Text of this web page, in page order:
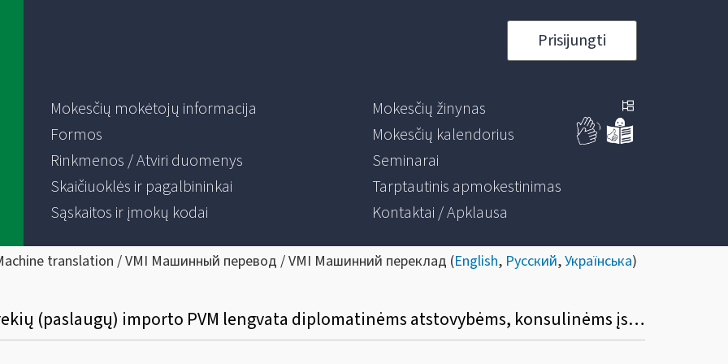
Prisijungti
Mokesčių mokėtojų informacija
Formos
Rinkmenos / Atviri duomenys
Skaičiuoklės ir pagalbininkai
Sąskaitos ir įmokų kodai
Mokesčių žinynas
Mokesčių kalendorius
Seminarai
Tarptautinis apmokestinimas
Kontaktai / Apklausa
translation / VMI Машинный перевод / VMI Машинний переклад (English, Русский,Українська)
Kaip taikoma importuotų į Lietuvą prekių (paslaugų) importo PVM lengvata diplomatinėms atstovybėms, konsulinėms įstaigoms ir tarptautinėms organizacijoms ar jų atstovybėms, taip pat šių atstovybių ir įstaigų nariams ir jų šeimų nariams?